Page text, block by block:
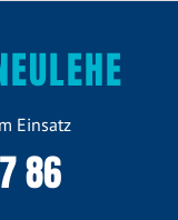
Einsatz
86